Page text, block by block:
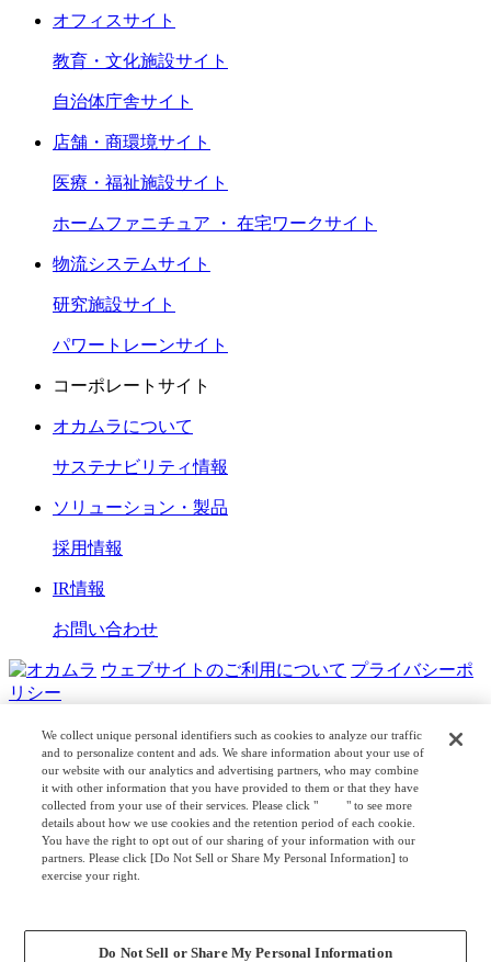
オフィスサイト
教育・文化施設サイト
自治体庁舎サイト
店舗・商環境サイト
医療・福祉施設サイト
ホームファニチュア ・ 在宅ワークサイト
物流システムサイト
研究施設サイト
パワートレーンサイト
コーポレートサイト
オカムラについて
サステナビリティ情報
ソリューション・製品
採用情報
IR情報
お問い合わせ
ウェブサイトのご利用について プライバシーポ
リシー
COPYRIGHT © OKAMURA CORPORATION. ALL RIGHTS
RESERVED.
日本公式 企業広報
We collect unique personal identifiers such as cookies to analyze our traffic
and to personalize content and ads. We share information about your use of
our website with our analytics and advertising partners, who may combine
it with other information that you have provided to them or that they have
collected from your use of their services. Please click "
here" to see more
details about how we use cookies and the retention period of each cookie.
You have the right to opt out of our sharing of your information with our
partners. Please click [Do Not Sell or Share My Personal Information] to
exercise your right.
Do Not Sell or Share My Personal Information